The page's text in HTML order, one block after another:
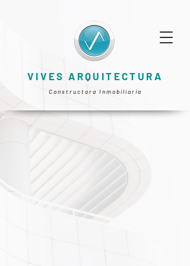
VIVES ARQUITECTURA
Constructora Inmobiliaria